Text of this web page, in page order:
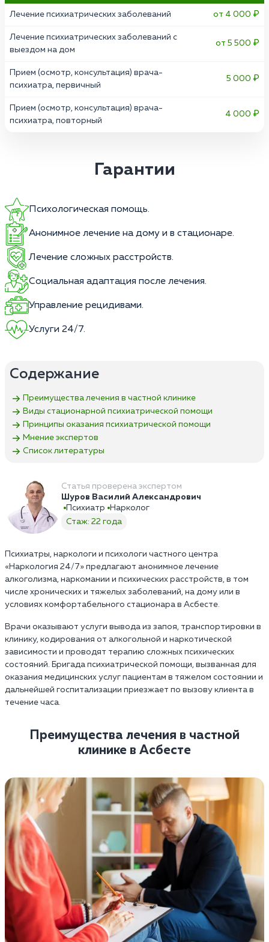
Лечение психиатрических заболеваний от 4 000 ₽
Лечение психиатрических заболеваний с
выездом на дом
от 5 500 ₽
Прием (осмотр, консультация) врача-
психиатра, первичный
5 000 ₽
Прием (осмотр, консультация) врача-
психиатра, повторный
4 000 ₽
Гарантии
Психологическая помощь.
Анонимное лечение на дому и в стационаре.
Лечение сложных расстройств.
Социальная адаптация после лечения.
Управление рецидивами.
Услуги 24/7.
Содержание
Преимущества лечения в частной клинике
Виды стационарной психиатрической помощи
Принципы оказания психиатрической помощи
Мнение экспертов
Список литературы
Статья проверена экспертом
Шуров Василий Александрович
Психиатр
Нарколог
Стаж: 22 года
Психиатры, наркологи и психологи частного центра
«Наркология 24/7» предлагают анонимное лечение
алкоголизма, наркомании и психических расстройств, в том
числе хронических и тяжелых заболеваний, на дому или в
условиях комфортабельного стационара в Асбесте.
Врачи оказывают услуги вывода из запоя, транспортировки в
клинику, кодирования от алкогольной и наркотической
зависимости и проводят терапию сложных психических
состояний. Бригада психиатрической помощи, вызванная для
оказания медицинских услуг пациентам в тяжелом состоянии и
дальнейшей госпитализации приезжает по вызову клиента в
течение часа.
Преимущества лечения в частной
клинике в Асбесте